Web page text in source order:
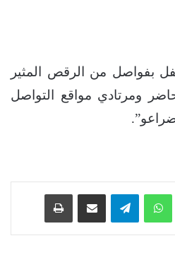
بفواصل من الرقص المثير
ومرتادي مواقع التواصل
لينكدإن واتساب تيلقرام